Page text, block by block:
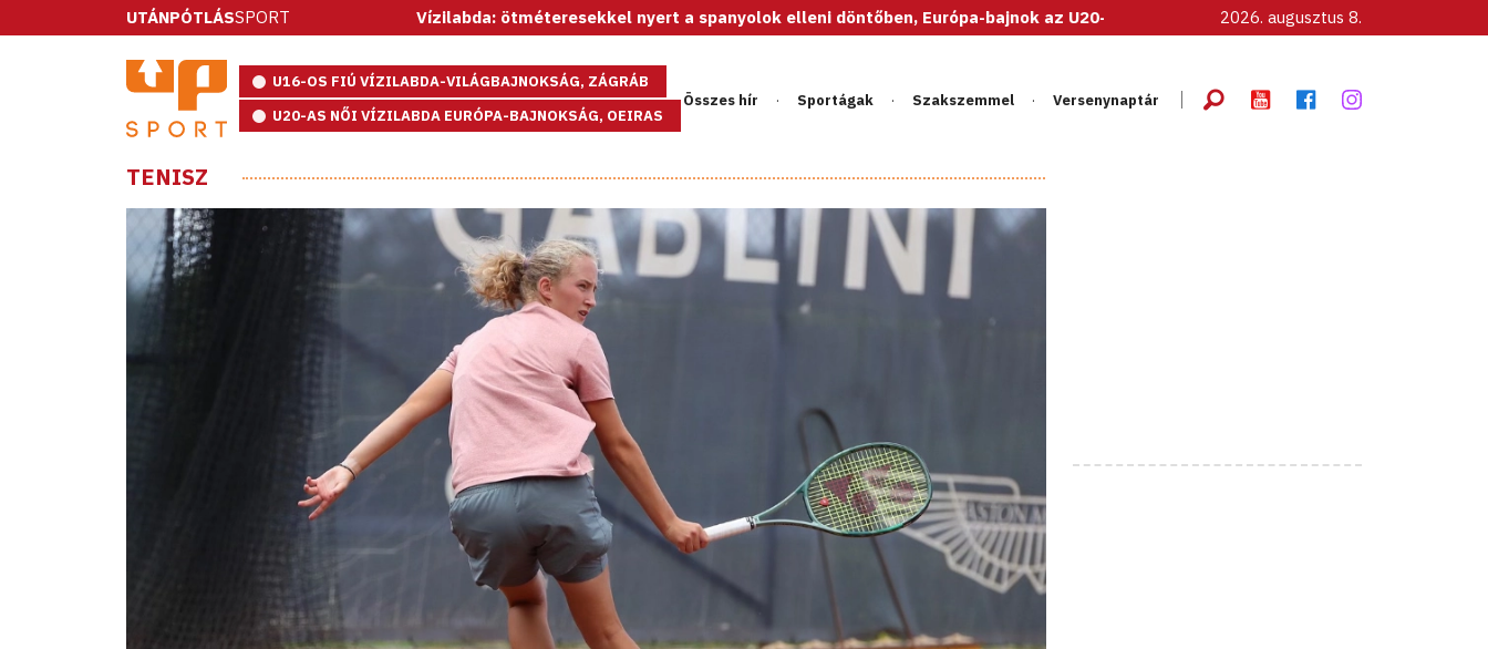
UTÁNPÓTLÁSSPORTVízilabda: ötméteresekkel nyert a spanyolok elleni döntőben, Európa-bajnok az U20-as női válogatott! 2026. augusztus 8.
U16-OS FIÚ VÍZILABDA-VILÁGBAJNOKSÁG, ZÁGRÁB
U20-AS NŐI VÍZILABDA EURÓPA-BAJNOKSÁG, OEIRAS
Összes hír Sportágak Szakszemmel Versenynaptár
TENISZ